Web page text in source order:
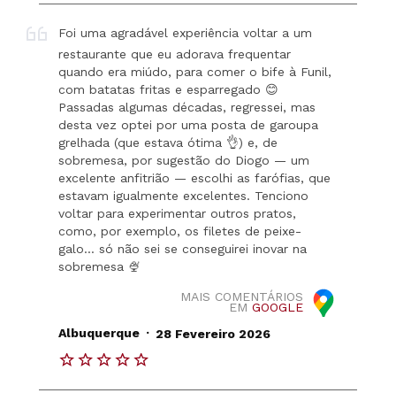
Foi uma agradável experiência voltar a um
restaurante que eu adorava frequentar
quando era miúdo, para comer o bife à Funil,
com batatas fritas e esparregado 😊
Passadas algumas décadas, regressei, mas
desta vez optei por uma posta de garoupa
grelhada (que estava ótima 👌) e, de
sobremesa, por sugestão do Diogo — um
excelente anfitrião — escolhi as farófias, que
estavam igualmente excelentes. Tenciono
voltar para experimentar outros pratos,
como, por exemplo, os filetes de peixe-
galo… só não sei se conseguirei inovar na
sobremesa 🍨
MAIS COMENTÁRIOS
EM GOOGLE
Albuquerque . 28 Fevereiro 2026